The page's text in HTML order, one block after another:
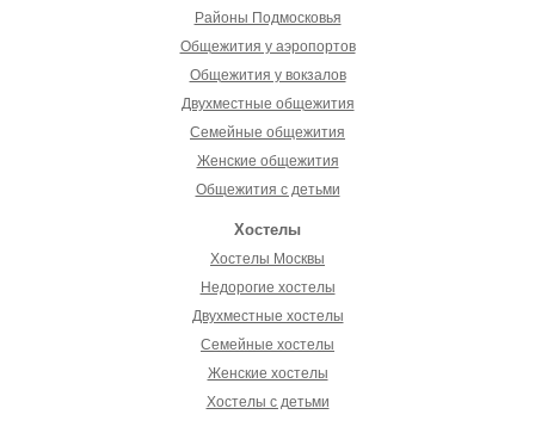
Районы Подмосковья
Общежития у аэропортов
Общежития у вокзалов
Двухместные общежития
Семейные общежития
Женские общежития
Общежития с детьми
Хостелы
Хостелы Москвы
Недорогие хостелы
Двухместные хостелы
Семейные хостелы
Женские хостелы
Хостелы с детьми